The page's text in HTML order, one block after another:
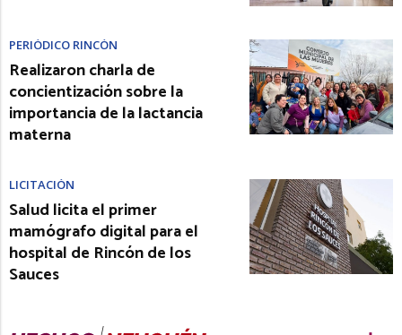
PERIÓDICO RINCÓN
Realizaron charla de
concientización sobre la
importancia de la lactancia
materna
LICITACIÓN
Salud licita el primer
mamógrafo digital para el
hospital de Rincón de los
Sauces